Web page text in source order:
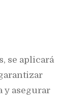
se aplicará
y asegurar